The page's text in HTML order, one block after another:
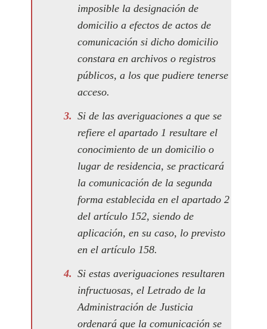
imposible la designación de
domicilio a efectos de actos de
comunicación si dicho domicilio
constara en archivos o registros
públicos, a los que pudiere tenerse
acceso.
Si de las averiguaciones a que se
refiere el apartado 1 resultare el
conocimiento de un domicilio o
lugar de residencia, se practicará
la comunicación de la segunda
forma establecida en el apartado 2
del artículo 152, siendo de
aplicación, en su caso, lo previsto
en el artículo 158.
Si estas averiguaciones resultaren
infructuosas, el Letrado de la
Administración de Justicia
ordenará que la comunicación se